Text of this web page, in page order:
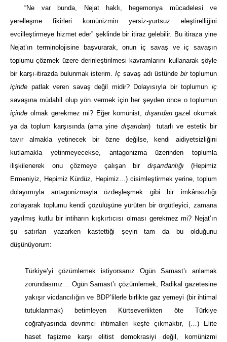
“Ne var bunda, Nejat haklı, hegemonya mücadelesi ve
yerelleşme fikirleri komünizmin yersiz-yurtsuz eleştirelliğini
evcilleştirmeye hizmet eder” şeklinde bir itiraz gelebilir. Bu itiraza yine
Nejat’ın terminolojisine başvurarak, onun iç savaş ve iç savaşın
toplumu çözmek üzere derinleştirilmesi kavramlarını kullanarak şöyle
bir karşı-itirazda bulunmak isterim.İç savaş adı üstündebirtoplumun
içinde patlak veren savaş değil midir? Dolayısıyla bir toplumun iç
savaşına müdahil olup yön vermek için her şeyden önce o toplumun
içinde olmak gerekmez mi? Eğer komünist, dışarıdangazel okumak
ya da toplum karşısında (ama yine dışarıdan) tutarlı ve estetik bir
tavır almakla yetinecek bir özne değilse, kendi aidiyetsizliğini
kutlamakla yetinmeyecekse, antagonizma üzerinden toplumla
ilişkilenerek onu çözmeye çalışan bir dışarıdanlığı (Hepimiz
Ermeniyiz, Hepimiz Kürdüz, Hepimiz…) cisimleştirmek yerine, toplum
dolayımıyla antagonizmayla özdeşleşmek gibi bir imkânsızlığı
zorlayarak toplumu kendi çözülüşüne yürüten bir örgütleyici, zamana
yayılmış kutlu bir intiharın kışkırtıcısı olması gerekmez mi? Nejat’ın
şu satırları yazarken kastettiği şeyin tam da bu olduğunu
düşünüyorum:
Türkiye’yi çözümlemek istiyorsanız Ogün Samast’ı anlamak
zorundasınız… Ogün Samast’ı çözümlemek, Radikal gazetesine
yakışır vicdancılığın ve BDP’lilerle birlikte gaz yemeyi (bir ihtimal
tutuklanmak) betimleyen Kürtseverlikten öte Türkiye
coğrafyasında devrimci ihtimalleri keşfe çıkmaktır, (…) Elite
haset faşizme karşı elitist demokrasiyi değil, komünizmi